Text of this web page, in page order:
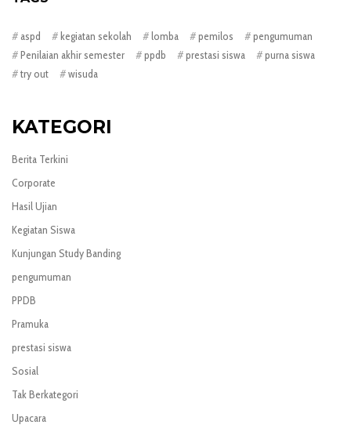
aspd kegiatan sekolah lomba pemilos
pengumuman
Penilaian akhir semester
ppdb prestasi siswa
purna siswa
try out
wisuda
KATEGORI
Berita Terkini
Corporate
Hasil Ujian
Kegiatan Siswa
Kunjungan Study Banding
pengumuman
PPDB
Pramuka
prestasi siswa
Sosial
Tak Berkategori
Upacara